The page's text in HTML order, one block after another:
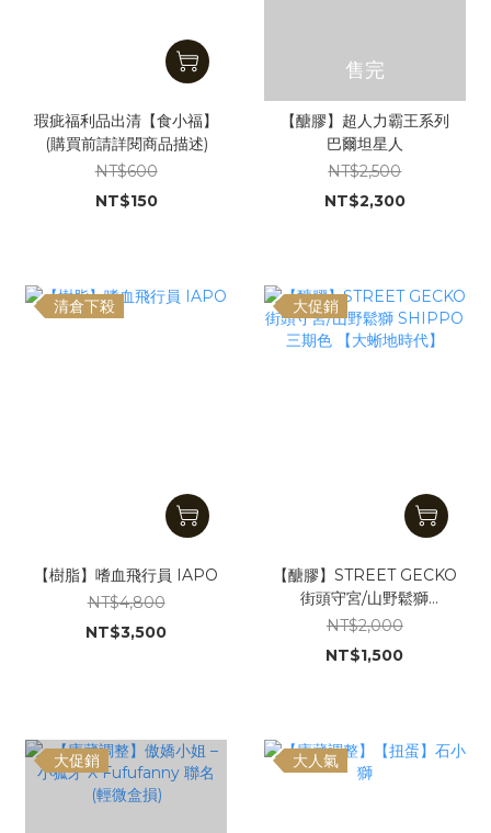
瑕疵福利品出清【食小福】
(購買前請詳閱商品描述)
NT$600
NT$150
售完
【醣膠】超人力霸王系列
巴爾坦星人
NT$2,500
NT$2,300
清倉下殺
【樹脂】嗜血飛行員 IAPO
NT$4,800
NT$3,500
大促銷
【醣膠】STREET GECKO
街頭守宮/山野鬆獅
SHIPPO 三期色 【大蜥地
時代】
NT$2,000
NT$1,500
大促銷 大人氣